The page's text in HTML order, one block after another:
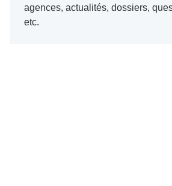
agences, actualités, dossiers,
etc.